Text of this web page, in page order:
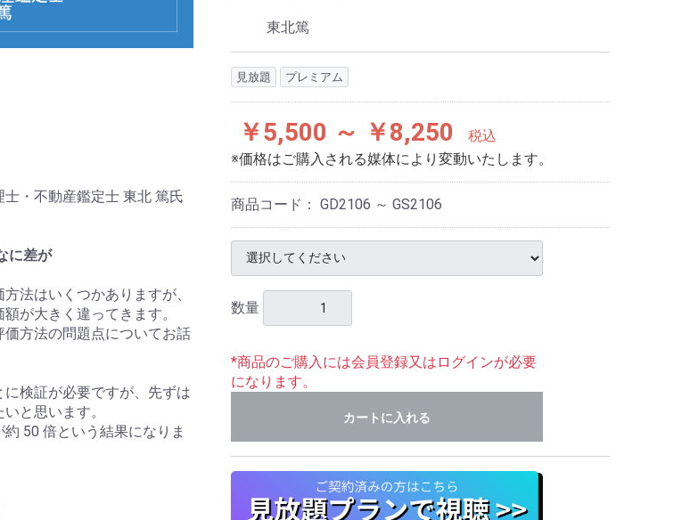
・不動産鑑定士 東北 篤氏
に差が
法はいくつかありますが、
が大きく違ってきます。
方法の問題点についてお話
検証が必要ですが、先ずは
と思います。
50 倍という結果になりま
東北篤
見放題 プレミアム
￥5,500 ～ ￥8,250
税込
※価格はご購入される媒体により変動いたします。
商品コード： GD2106 ～ GS2106
数量
*商品のご購入には会員登録又はログインが必要
になります。
カートに入れる